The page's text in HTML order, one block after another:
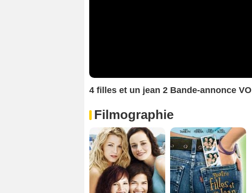
4 filles et un jean 2 Bande-annonce VO
Filmographie